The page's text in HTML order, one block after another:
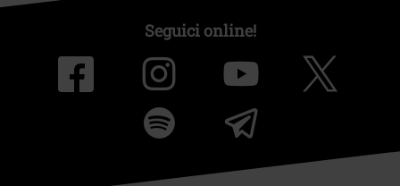
Seguici online!